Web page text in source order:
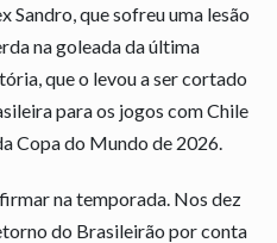
que sofreu uma lesão
na goleada da última
que o levou a ser cortado
para os jogos com Chile
Copa do Mundo de 2026.
na temporada. Nos dez
do Brasileirão por conta